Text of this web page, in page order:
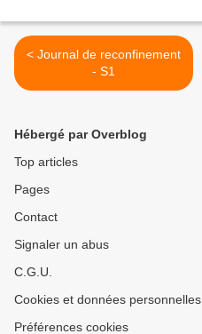
< Journal de reconfinement
- S1
Hébergé par Overblog
Top articles
Pages
Contact
Signaler un abus
C.G.U.
Cookies et données personnelles
Préférences cookies